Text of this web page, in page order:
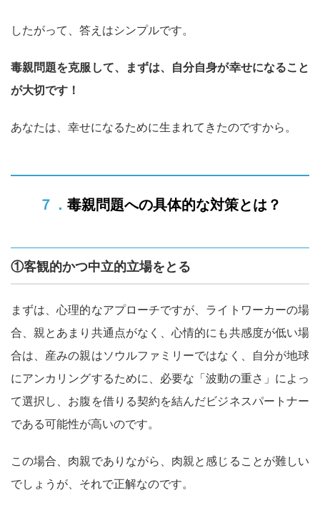
したがって、答えはシンプルです。
毒親問題を克服して、まずは、自分自身が幸せになること
が大切です！
あなたは、幸せになるために生まれてきたのですから。
７．毒親問題への具体的な対策とは？
①客観的かつ中立的立場をとる
まずは、心理的なアプローチですが、ライトワーカーの場
合、親とあまり共通点がなく、心情的にも共感度が低い場
合は、産みの親はソウルファミリーではなく、自分が地球
にアンカリングするために、必要な「波動の重さ」によっ
て選択し、お腹を借りる契約を結んだビジネスパートナー
である可能性が高いのです。
この場合、肉親でありながら、肉親と感じることが難しい
でしょうが、それで正解なのです。